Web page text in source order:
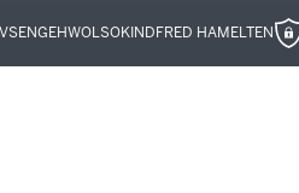
GEHWOL SOKIND FRED HAMELTEN